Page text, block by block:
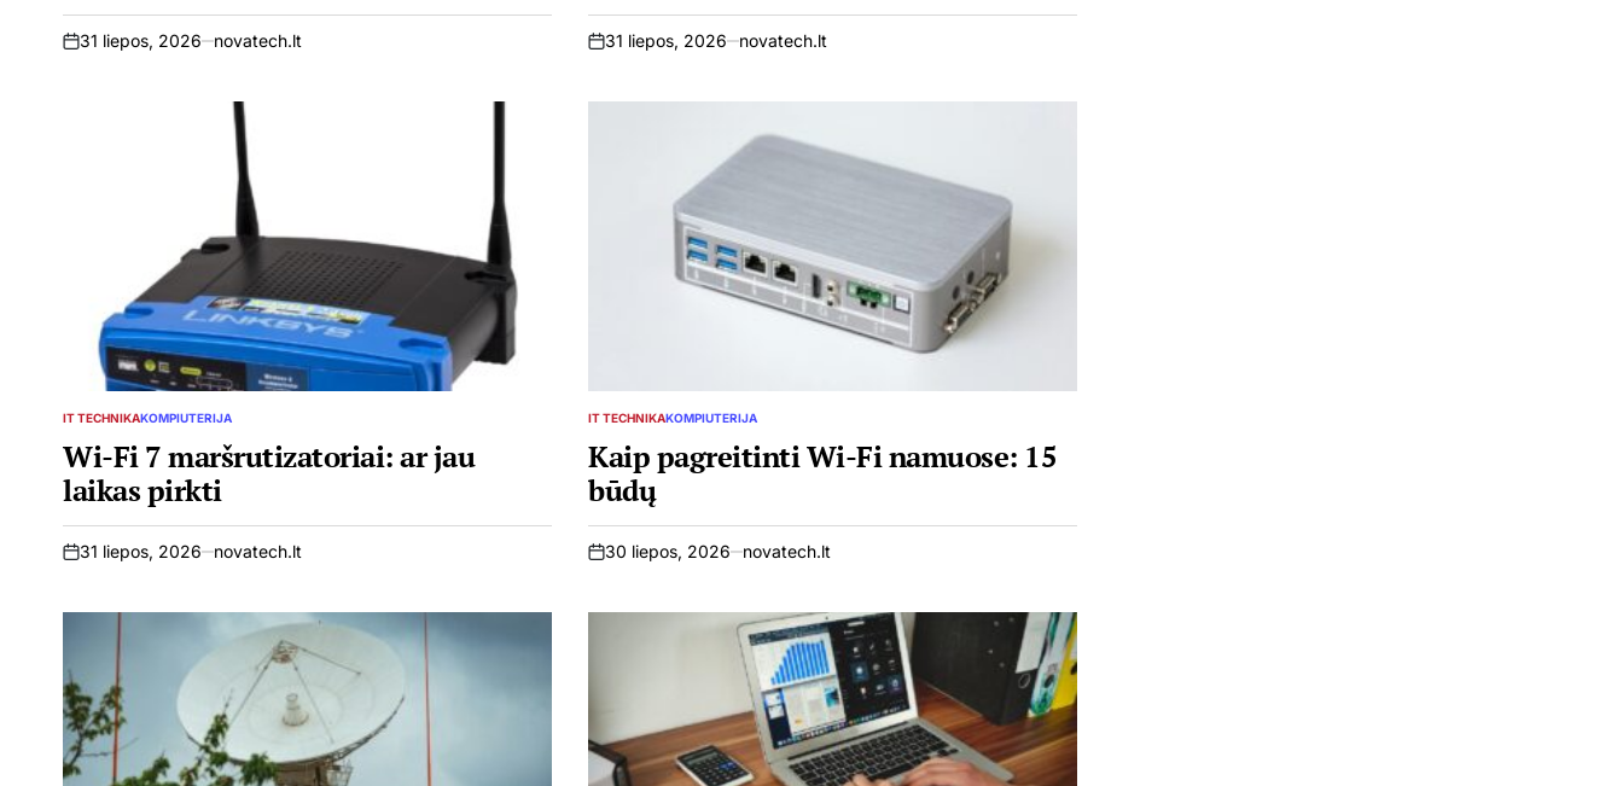
on
31 liepos, 2026 novatech.lt
on
31 liepos, 2026 novatech.lt
POSTED
IT TECHNIKAKOMPIUTERIJA
Wi-Fi 7 maršrutizatoriai: ar jau
laikas pirkti
on
31 liepos, 2026 novatech.lt
POSTED
IT TECHNIKAKOMPIUTERIJA
Kaip pagreitinti Wi-Fi namuose: 15
būdų
on
30 liepos, 2026 novatech.lt